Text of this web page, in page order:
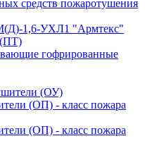
средств пожаротушения
1,6-УХЛ1 "Армтекс"
гофрированные
(ОУ)
(ОП) - класс пожара
(ОП) - класс пожара